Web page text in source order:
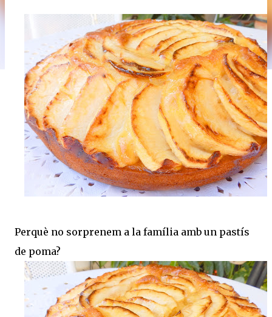
Perquè no sorprenem a la família amb un pastís
de poma?